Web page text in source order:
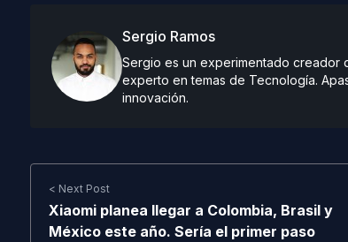
Sergio Ramos
Sergio es un experimentado creador
experto en temas de Tecnología.
innovación.
< Next Post
Xiaomi planea llegar a Colombia, Brasil y
México este año. Sería el primer paso